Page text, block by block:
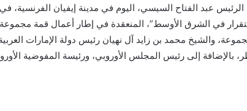
عبد الفتاح السيسي، اليوم في مدينة إيفيان الفرنسية،
في الشرق الأوسط”، المنعقدة في إطار أعمال قمة مجموعة
والشيخ محمد بن زايد آل نهيان رئيس دولة الإمارات
بالإضافة إلى رئيس المجلس الأوروبي، ورئيسة المفوضية